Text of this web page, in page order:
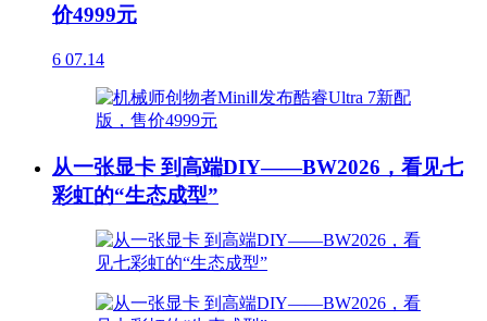
价4999元
6 07.14
从一张显卡 到高端DIY——BW2026，看见七
彩虹的“生态成型”